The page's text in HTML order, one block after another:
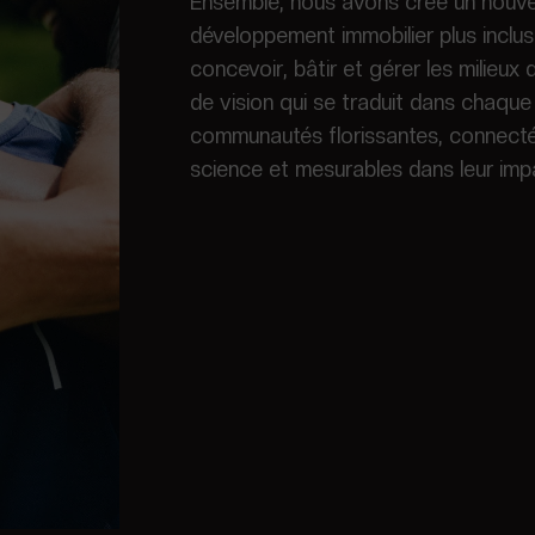
développement immobilier plus
concevoir, bâtir et gérer les milieux
de vision qui se traduit dans
communautés florissantes,
science et mesurables dans leur